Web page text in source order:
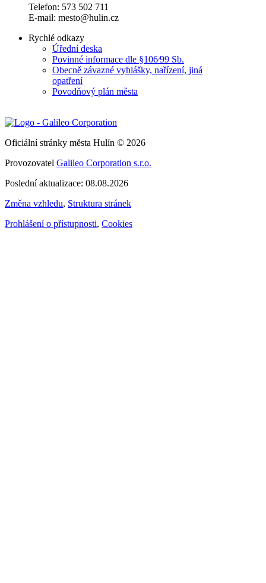
Telefon: 573 502 711
E-mail: mesto@hulin.cz
Rychlé odkazy
Úřední deska
Povinné informace dle §106⁄99 Sb.
Obecně závazné vyhlášky, nařízení, jiná
opatření
Povodňový plán města
Oficiální stránky města Hulín © 2026
Provozovatel Galileo Corporation s.r.o.
Poslední aktualizace: 08.08.2026
Změna vzhledu, Struktura stránek
Prohlášení o přístupnosti, Cookies